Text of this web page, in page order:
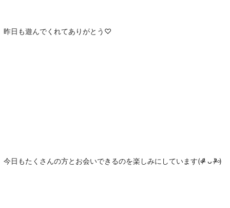
昨日も遊んでくれてありがとう♡
今日もたくさんの方とお会いできるのを楽しみにしています(৹ᵒ̴̶̷᷄ ᴗ ᵒ̴̶̷᷅৹)